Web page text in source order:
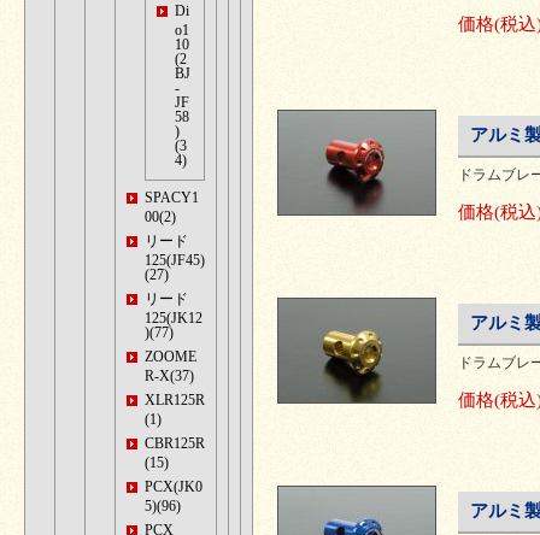
Di
o1
10
(2
BJ
-
JF
58
)
(3
4)
SPACY1
00(2)
リード
125(JF45)
(27)
リード
125(JK12
)(77)
ZOOME
R-X(37)
XLR125R
(1)
CBR125R
(15)
PCX(JK0
5)(96)
PCX
価格(税込
アルミ
ドラムブ
価格(税込
アルミ
ドラムブ
価格(税込
アルミ